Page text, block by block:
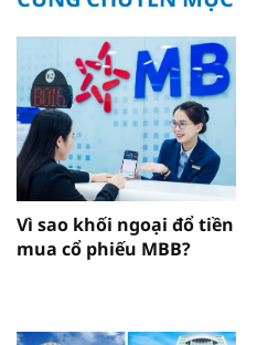
Vì sao khối ngoại đổ tiền
mua cổ phiếu MBB?